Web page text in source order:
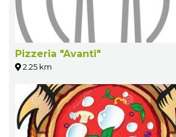
Pizzeria "Avanti"
2.25 km